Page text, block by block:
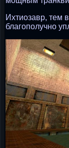
Ихтиозавр, тем
благополучно